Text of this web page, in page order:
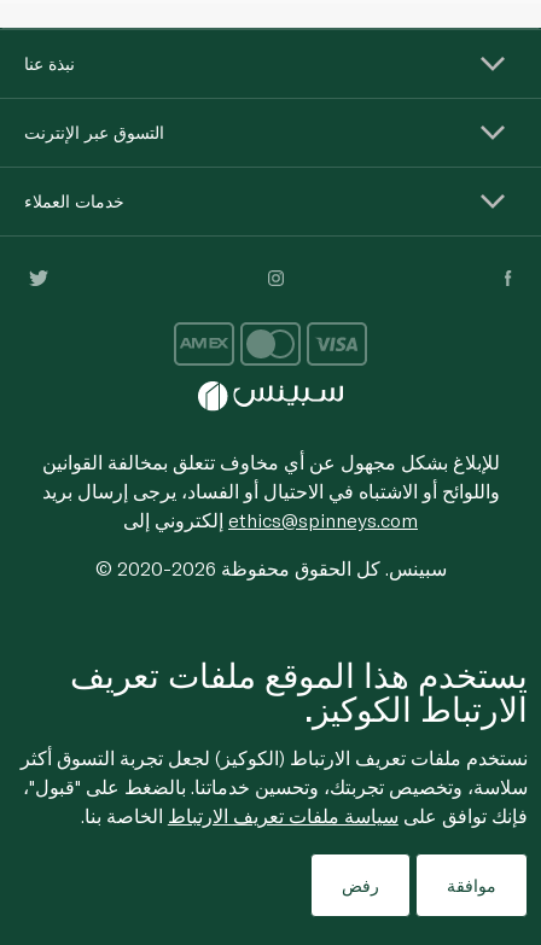
نبذة عنا
التسوق عبر الإنترنت
خدمات العملاء
للإبلاغ بشكل مجهول عن أي مخاوف تتعلق بمخالفة القوانين
واللوائح أو الاشتباه في الاحتيال أو الفساد، يرجى إرسال بريد
ethics@spinneys.com
© 2020-2026 سبينس. كل الحقوق محفوظة
يستخدم هذا الموقع ملفات تعريف
الارتباط الكوكيز.
نستخدم ملفات تعريف الارتباط (الكوكيز) لجعل تجربة التسوق أكثر
سلاسة، وتخصيص تجربتك، وتحسين خدماتنا. بالضغط على "قبول"،
فإنك توافق على سياسة ملفات تعريف الارتباط الخاصة بنا.
موافقة رفض